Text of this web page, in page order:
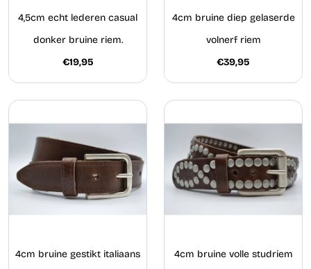
4,5cm echt lederen casual
donker bruine riem.
€19,95
4cm bruine diep gelaserde
volnerf riem
€39,95
4cm bruine gestikt italiaans
4cm bruine volle studriem